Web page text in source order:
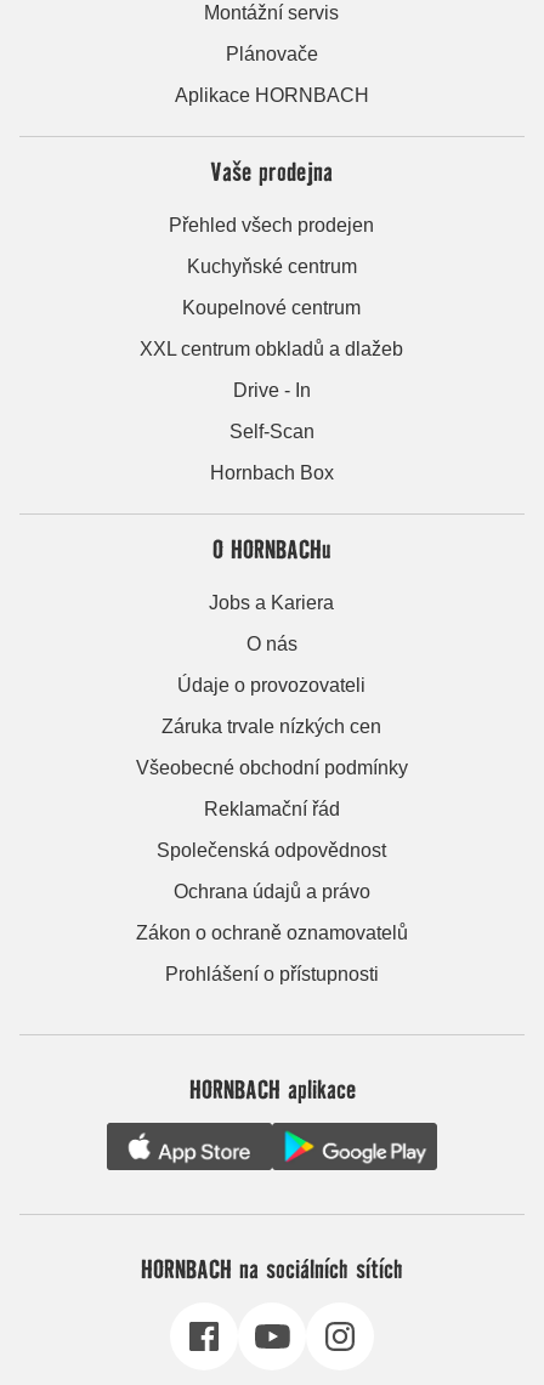
Montážní servis
Plánovače
Aplikace HORNBACH
Vaše prodejna
Přehled všech prodejen
Kuchyňské centrum
Koupelnové centrum
XXL centrum obkladů a dlažeb
Drive - In
Self-Scan
Hornbach Box
O HORNBACHu
Jobs a Kariera
O nás
Údaje o provozovateli
Záruka trvale nízkých cen
Všeobecné obchodní podmínky
Reklamační řád
Společenská odpovědnost
Ochrana údajů a právo
Zákon o ochraně oznamovatelů
Prohlášení o přístupnosti
HORNBACH aplikace
HORNBACH na sociálních sítích